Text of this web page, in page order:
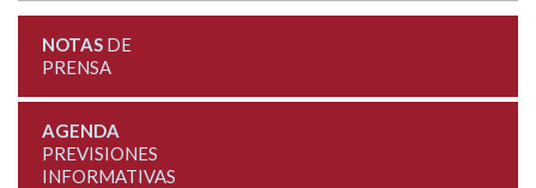
NOTASDE
PRENSA
AGENDA
PREVISIONES
INFORMATIVAS